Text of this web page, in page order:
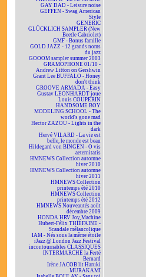
GAY DAD - Leisure noise
GEFFEN - Swag American
Style
GENERIC
GLÜCKLICH SAMPLER (New
Beetle Cabriolet)
GMF - Bonus famille
GOLD JAZZ - 12 grands noms
du jazz
GOOOM sampler summer 2003
GRAMOPHONE 01/10 -
Andrew Litton on Gershwin
Grant Lee BUFFALO - Honey
don't think
GROOVE ARMADA - Easy
Gustav LEONHARDT joue
Louis COUPERIN
HANDSOME BOY
MODELING SCHOOL - The
world's gone mad
Hector ZAZOU - Lights in the
dark
Hervé VILARD - La vie est
belle, le monde est beau
Hildegard von BINGEN - O vis
aeternitatis
HMNEWS Collection automne
hiver 2010
HMNEWS Collection automne
hiver 2011
HMNEWS Collection
printemps été 2010
HMNEWS Collection
printemps été 2012
HMNEWS Nouveautés août
décembre 2009
HONDA HRV Joy Machine
Hubert-Félix THIÉFAINE -
Scandale mélancolique
IAM - Nés sous la même étoile
iJazz @ London Jazz Festival
incontournables CLASSIQUES
INTERMARCHÉ la Ferté
Bernard
Irène JACOB lit Haruki
MURAKAMI